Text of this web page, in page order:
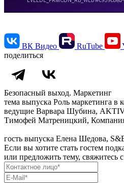
ВК Видео RuTube
поделиться
Безопасный выход. Маркетинг
тема выпуска Роль маркетинга в
ведущие Варвара Шубина,
Тимофей Матреницкий,
гость выпуска Елена Шедова,
Если вы хотите стать гостем
или предложить тему, свяжитесь